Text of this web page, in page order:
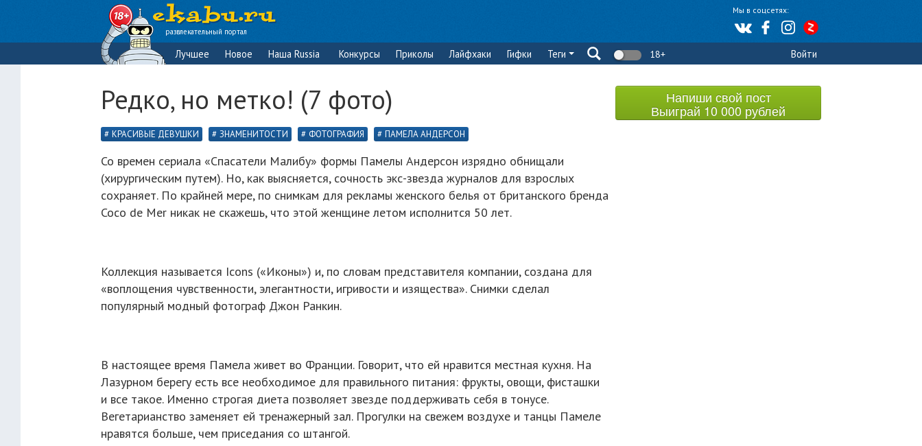
Мы в соцсетях:
развлекательный портал
Лучшее Новое Наша Russia Конкурсы Приколы Лайфхаки Гифки Теги 18+ Войти
Редко, но метко! (7 фото)
КРАСИВЫЕ ДЕВУШКИ ЗНАМЕНИТОСТИ ФОТОГРАФИЯ ПАМЕЛА АНДЕРСОН
Со времен сериала «Спасатели Малибу» формы Памелы Андерсон изрядно обнищали
(хирургическим путем). Но, как выясняется, сочность экс-звезда журналов для взрослых
сохраняет. По крайней мере, по снимкам для рекламы женского белья от британского бренда
Coco de Mer никак не скажешь, что этой женщине летом исполнится 50 лет.
Коллекция называется Icons («Иконы») и, по словам представителя компании, создана для
«воплощения чувственности, элегантности, игривости и изящества». Снимки сделал
популярный модный фотограф Джон Ранкин.
В настоящее время Памела живет во Франции. Говорит, что ей нравится местная кухня. На
Лазурном берегу есть все необходимое для правильного питания: фрукты, овощи, фисташки
и все такое. Именно строгая диета позволяет звезде поддерживать себя в тонусе.
Вегетарианство заменяет ей тренажерный зал. Прогулки на свежем воздухе и танцы Памеле
нравятся больше, чем приседания со штангой.
Напиши свой пост
Выиграй 10 000 рублей